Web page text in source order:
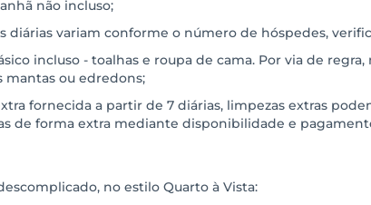
não incluso;
diárias variam conforme o número de hóspedes,
incluso - toalhas e roupa de cama. Por via de regra,
mantas ou edredons;
fornecida a partir de 7 diárias, limpezas extras
de forma extra mediante disponibilidade e
no estilo Quarto à Vista: